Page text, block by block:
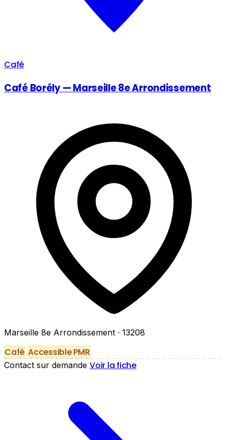
Café
Café Borély — Marseille 8e Arrondissement
Marseille 8e Arrondissement · 13208
Café Accessible PMR
Contact sur demande Voir la fiche